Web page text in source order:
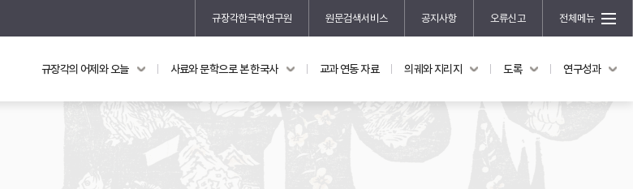
규장각한국학연구원 원문검색서비스 공지사항 오류신고 전체메뉴
의궤와 지리지 도록 연구성과
규장각의 어제와 오늘 사료와 문학으로 본 한국사 교과 연동 자료 의궤와 지리지 도록 연구성과